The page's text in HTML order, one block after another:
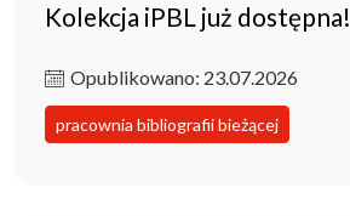
Kolekcja iPBL już dostępna!
Opublikowano: 23.07.2026
pracownia bibliografii bieżącej